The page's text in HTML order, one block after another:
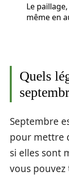
Le
même en
Quels
Septembre
pour mettre
si elles sont
vous